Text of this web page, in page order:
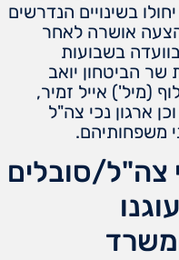
בשינויים הנדרשים
אושרה לאחר
בשבועות
הביטחון יואב
(מיל') אייל זמיר,
ארגון נכי צה"ל
משפחותיהם.
צה"ל/סובלים
משרד